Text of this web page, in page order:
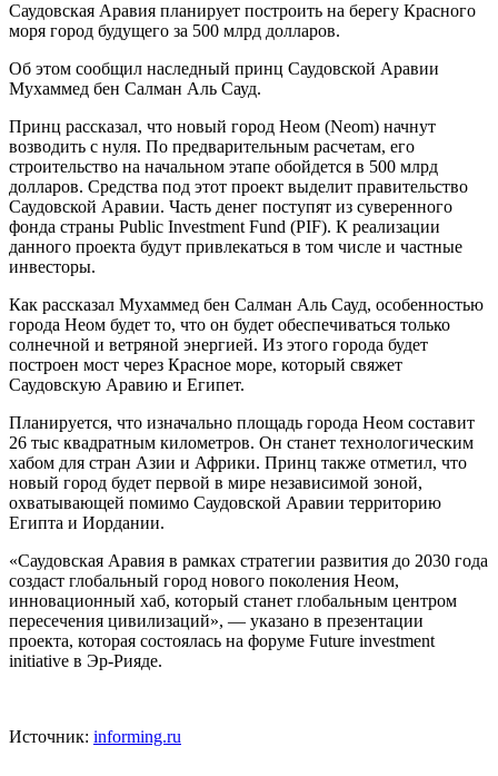
Саудовская Аравия планирует построить на берегу Красного
моря город будущего за 500 млрд долларов.
Об этом сообщил наследный принц Саудовской Аравии
Мухаммед бен Салман Аль Сауд.
Принц рассказал, что новый город Неом (Neom) начнут
возводить с нуля. По предварительным расчетам, его
строительство на начальном этапе обойдется в 500 млрд
долларов. Средства под этот проект выделит правительство
Саудовской Аравии. Часть денег поступят из суверенного
фонда страны Public Investment Fund (PIF). К реализации
данного проекта будут привлекаться в том числе и частные
инвесторы.
Как рассказал Мухаммед бен Салман Аль Сауд, особенностью
города Неом будет то, что он будет обеспечиваться только
солнечной и ветряной энергией. Из этого города будет
построен мост через Красное море, который свяжет
Саудовскую Аравию и Египет.
Планируется, что изначально площадь города Неом составит
26 тыс квадратным километров. Он станет технологическим
хабом для стран Азии и Африки. Принц также отметил, что
новый город будет первой в мире независимой зоной,
охватывающей помимо Саудовской Аравии территорию
Египта и Иордании.
«Саудовская Аравия в рамках стратегии развития до 2030 года
создаст глобальный город нового поколения Неом,
инновационный хаб, который станет глобальным центром
пересечения цивилизаций», — указано в презентации
проекта, которая состоялась на форуме Future investment
initiativе в Эр-Рияде.
Источник: informing.ru